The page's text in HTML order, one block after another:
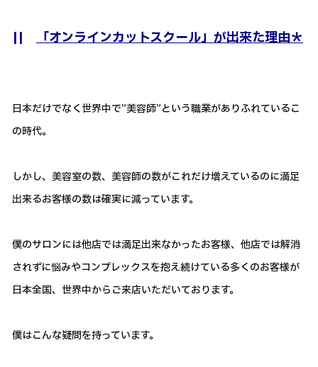
|| 「オンラインカットスクール」が出来た理由＊
日本だけでなく世界中で”美容師”という職業がありふれているこ
の時代。
しかし、美容室の数、美容師の数がこれだけ増えているのに満足
出来るお客様の数は確実に減っています。
僕のサロンには他店では満足出来なかったお客様、他店では解消
されずに悩みやコンプレックスを抱え続けている多くのお客様が
日本全国、世界中からご来店いただいております。
僕はこんな疑問を持っています。